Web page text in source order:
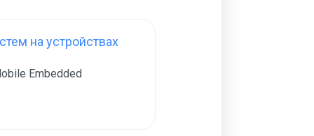
на устройствах
Embedded